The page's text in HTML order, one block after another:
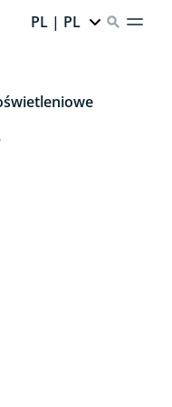
PL | PL